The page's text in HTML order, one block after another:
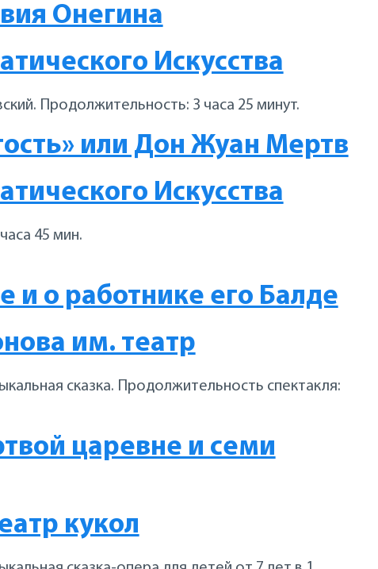
Онегина
Искусства
Продолжительность: 3 часа 25 минут.
или Дон Жуан Мертв
Искусства
45 мин.
и о работнике его Балде
им. театр
сказка. Продолжительность спектакля:
царевне и семи
кукол